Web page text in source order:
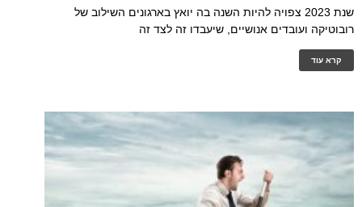
שנת 2023 צפויה להיות השנה בה יואץ בארגונים השילוב של
רובוטיקה ועובדים אנושיים, שיעבדו זה לצד זה
קרא עוד